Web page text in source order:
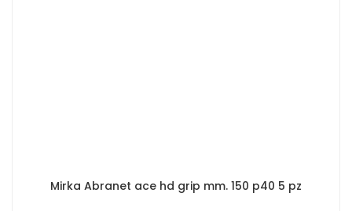
Mirka Abranet ace hd grip mm. 150 p40 5 pz